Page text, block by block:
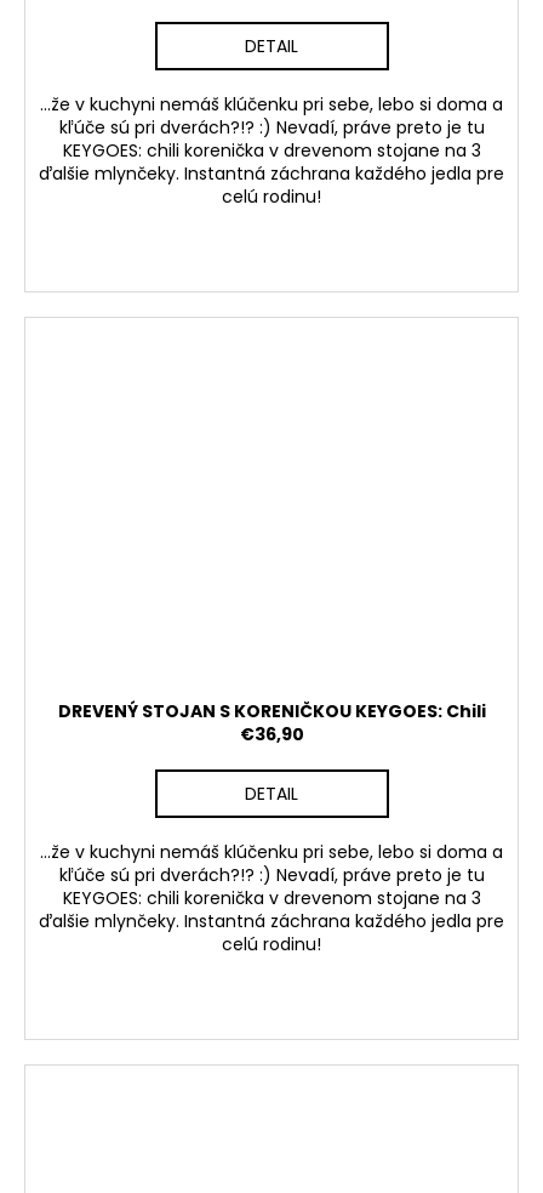
DETAIL
...že v kuchyni nemáš klúčenku pri sebe, lebo si doma a
kľúče sú pri dverách?!? :) Nevadí, práve preto je tu
KEYGOES: chili korenička v drevenom stojane na 3
ďalšie mlynčeky. Instantná záchrana každého jedla pre
celú rodinu!
DREVENÝ STOJAN S KORENIČKOU KEYGOES: Chili
€36,90
DETAIL
...že v kuchyni nemáš klúčenku pri sebe, lebo si doma a
kľúče sú pri dverách?!? :) Nevadí, práve preto je tu
KEYGOES: chili korenička v drevenom stojane na 3
ďalšie mlynčeky. Instantná záchrana každého jedla pre
celú rodinu!